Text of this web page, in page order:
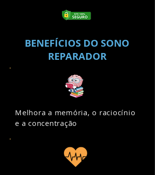
BENEFÍCIOS DO SONO
REPARADOR
Melhora a memória, o raciocínio
e a concentração